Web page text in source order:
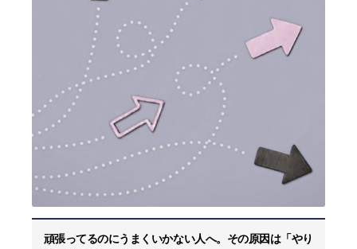
頑張ってるのにうまくいかない人へ。その原因は「やり